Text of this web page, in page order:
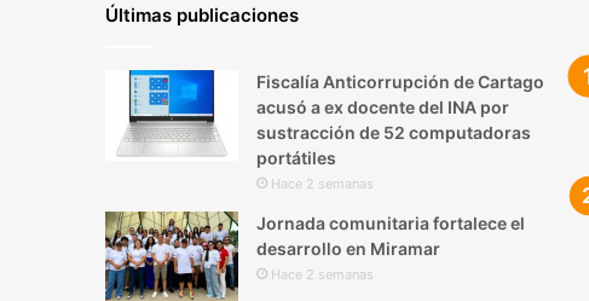
Últimas publicaciones
Fiscalía Anticorrupción de Cartago
acusó a ex docente del INA por
sustracción de 52 computadoras
portátiles
Hace 2 semanas
Jornada comunitaria fortalece el
desarrollo en Miramar
Hace 2 semanas